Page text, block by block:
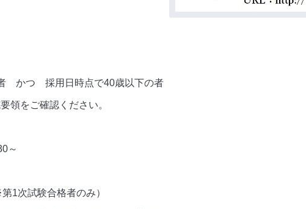
かつ 採用日時点で40歳以下の者
をご確認ください。
～
1次試験合格者のみ）